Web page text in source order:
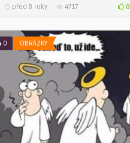
před 8 roky 4717 0
0 OBRÁZKY